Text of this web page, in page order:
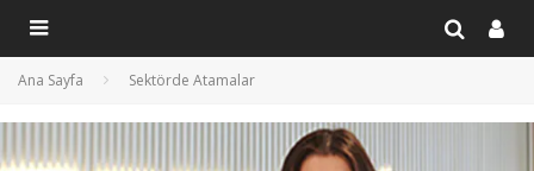
Ana Sayfa Sektörde Atamalar